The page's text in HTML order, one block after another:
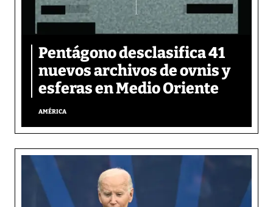
Pentágono desclasifica 41
nuevos archivos de ovnis y
esferas en Medio Oriente
AMÉRICA